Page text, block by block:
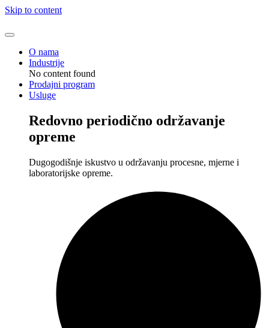
Skip to content
O nama
Industrije
No content found
Prodajni program
Usluge
Redovno periodično održavanje
opreme
Dugogodišnje iskustvo u održavanju procesne, mjerne i
laboratorijske opreme.